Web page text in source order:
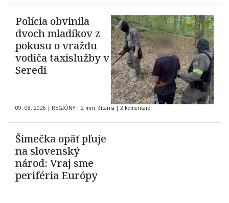
Polícia obvinila
dvoch mladíkov z
pokusu o vraždu
vodiča taxislužby v
Seredi
09. 08. 2026 | REGIÓNY | 2 min. čítania | 2 komentáre
Šimečka opäť pľuje
na slovenský
národ: Vraj sme
periféria Európy